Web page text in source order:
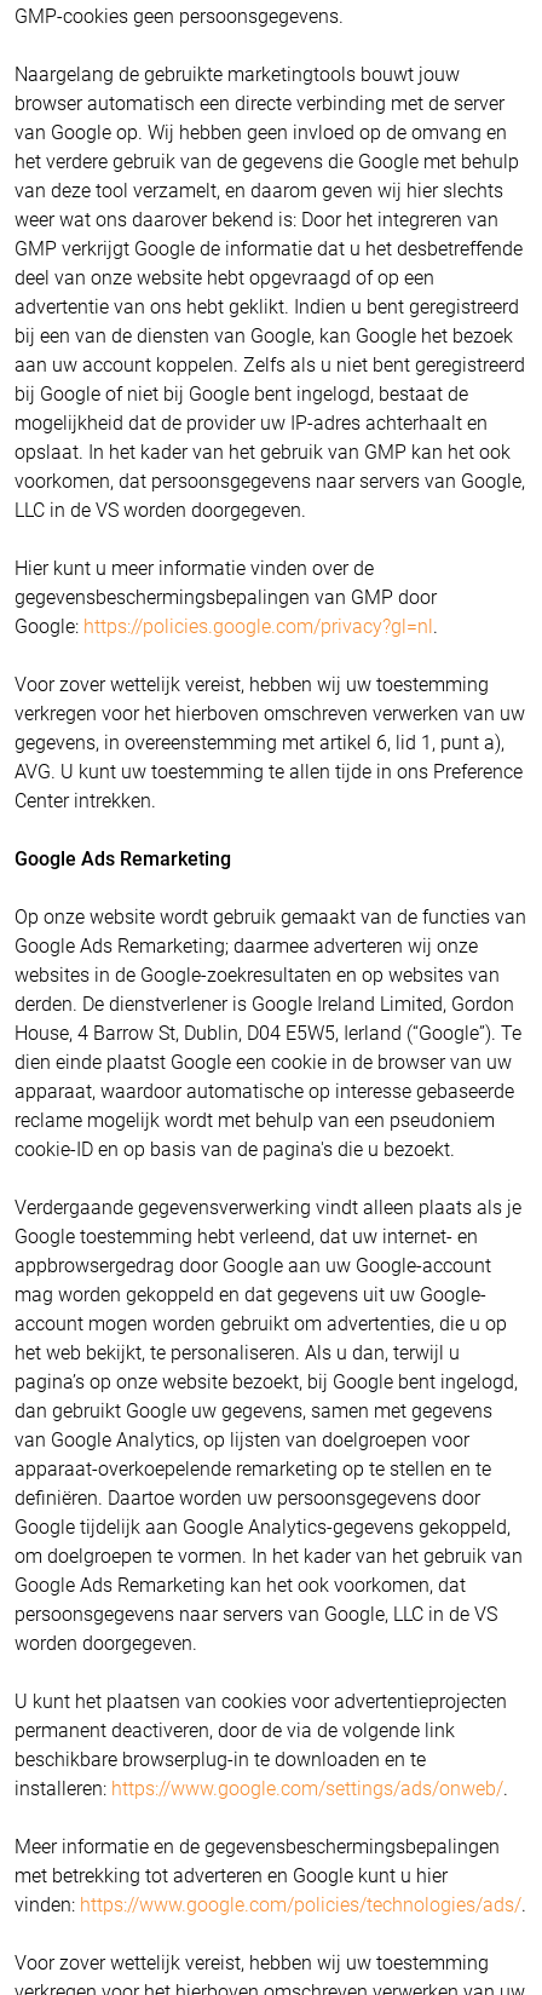
GMP-cookies geen persoonsgegevens.
Naargelang de gebruikte marketingtools bouwt jouw
browser automatisch een directe verbinding met de server
van Google op. Wij hebben geen invloed op de omvang en
het verdere gebruik van de gegevens die Google met behulp
van deze tool verzamelt, en daarom geven wij hier slechts
weer wat ons daarover bekend is: Door het integreren van
GMP verkrijgt Google de informatie dat u het desbetreffende
deel van onze website hebt opgevraagd of op een
advertentie van ons hebt geklikt. Indien u bent geregistreerd
bij een van de diensten van Google, kan Google het bezoek
aan uw account koppelen. Zelfs als u niet bent geregistreerd
bij Google of niet bij Google bent ingelogd, bestaat de
mogelijkheid dat de provider uw IP-adres achterhaalt en
opslaat. In het kader van het gebruik van GMP kan het ook
voorkomen, dat persoonsgegevens naar servers van Google,
LLC in de VS worden doorgegeven.
Hier kunt u meer informatie vinden over de
gegevensbeschermingsbepalingen van GMP door
Google: https://policies.google.com/privacy?gl=nl.
Voor zover wettelijk vereist, hebben wij uw toestemming
verkregen voor het hierboven omschreven verwerken van uw
gegevens, in overeenstemming met artikel 6, lid 1, punt a),
AVG. U kunt uw toestemming te allen tijde in ons Preference
Center intrekken.
Google Ads Remarketing
Op onze website wordt gebruik gemaakt van de functies van
Google Ads Remarketing; daarmee adverteren wij onze
websites in de Google-zoekresultaten en op websites van
derden. De dienstverlener is Google Ireland Limited, Gordon
House, 4 Barrow St, Dublin, D04 E5W5, Ierland (“Google”). Te
dien einde plaatst Google een cookie in de browser van uw
apparaat, waardoor automatische op interesse gebaseerde
reclame mogelijk wordt met behulp van een pseudoniem
cookie-ID en op basis van de pagina's die u bezoekt.
Verdergaande gegevensverwerking vindt alleen plaats als je
Google toestemming hebt verleend, dat uw internet- en
appbrowsergedrag door Google aan uw Google-account
mag worden gekoppeld en dat gegevens uit uw Google-
account mogen worden gebruikt om advertenties, die u op
het web bekijkt, te personaliseren. Als u dan, terwijl u
pagina’s op onze website bezoekt, bij Google bent ingelogd,
dan gebruikt Google uw gegevens, samen met gegevens
van Google Analytics, op lijsten van doelgroepen voor
apparaat-overkoepelende remarketing op te stellen en te
definiëren. Daartoe worden uw persoonsgegevens door
Google tijdelijk aan Google Analytics-gegevens gekoppeld,
om doelgroepen te vormen. In het kader van het gebruik van
Google Ads Remarketing kan het ook voorkomen, dat
persoonsgegevens naar servers van Google, LLC in de VS
worden doorgegeven.
U kunt het plaatsen van cookies voor advertentieprojecten
permanent deactiveren, door de via de volgende link
beschikbare browserplug-in te downloaden en te
installeren: https://www.google.com/settings/ads/onweb/.
Meer informatie en de gegevensbeschermingsbepalingen
met betrekking tot adverteren en Google kunt u hier
vinden: https://www.google.com/policies/technologies/ads/.
Voor zover wettelijk vereist, hebben wij uw toestemming